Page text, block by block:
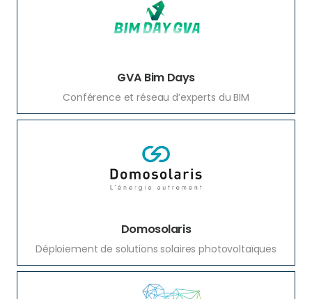
GVA Bim Days
Conférence et réseau d’experts du BIM
Domosolaris
Déploiement de solutions solaires photovoltaïques